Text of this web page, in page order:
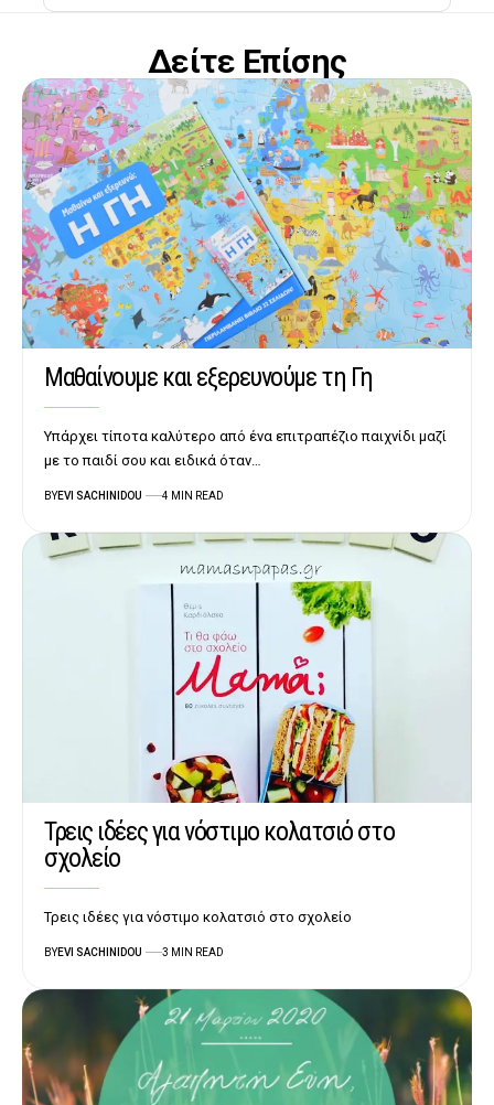
Δείτε Επίσης
Μαθαίνουμε και εξερευνούμε τη Γη
Υπάρχει τίποτα καλύτερο από ένα επιτραπέζιο παιχνίδι μαζί
με το παιδί σου και ειδικά όταν…
BYEVI SACHINIDOU 4 MIN READ
Τρεις ιδέες για νόστιμο κολατσιό στο
σχολείο
Τρεις ιδέες για νόστιμο κολατσιό στο σχολείο
BYEVI SACHINIDOU 3 MIN READ